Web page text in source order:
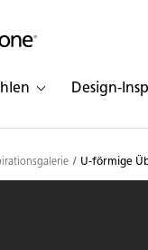
Design-
U-förmige